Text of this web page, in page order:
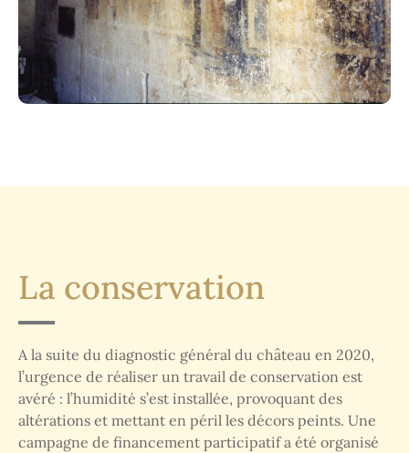
La conservation
A la suite du diagnostic général du château en 2020,
l’urgence de réaliser un travail de conservation est
avéré : l’humidité s’est installée, provoquant des
altérations et mettant en péril les décors peints. Une
campagne de financement participatif a été organisé